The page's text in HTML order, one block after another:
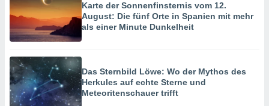
Karte der Sonnenfinsternis vom 12.
August: Die fünf Orte in Spanien mit mehr
als einer Minute Dunkelheit
Das Sternbild Löwe: Wo der Mythos des
Herkules auf echte Sterne und
Meteoritenschauer trifft